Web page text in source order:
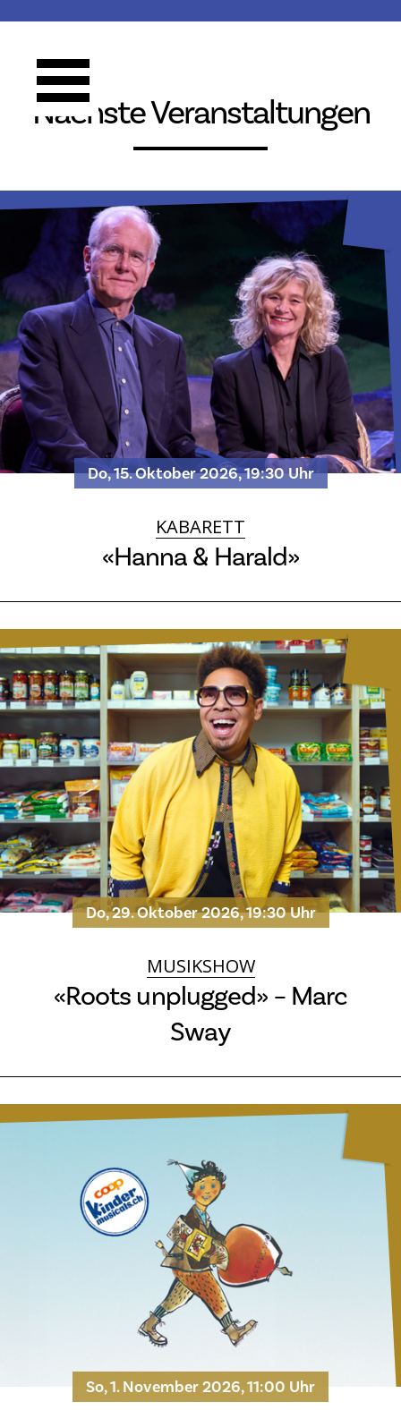
Nächste Veranstaltungen
Do, 15. Oktober 2026, 19:30 Uhr
KABARETT
«Hanna & Harald»
Do, 29. Oktober 2026, 19:30 Uhr
MUSIKSHOW
«Roots unplugged» – Marc
Sway
So, 1. November 2026, 11:00 Uhr